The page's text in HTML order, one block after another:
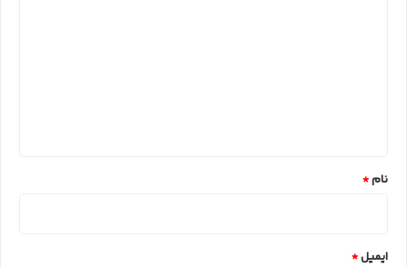
نام*
ایمیل*